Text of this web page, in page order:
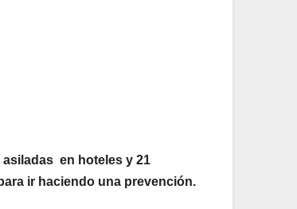
en hoteles y 21
ir haciendo una prevención.